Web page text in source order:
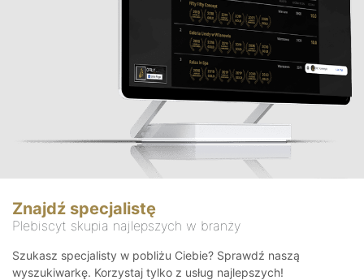
Znajdź specjalistę
Plebiscyt skupia najlepszych w branży
Szukasz specjalisty w pobliżu Ciebie? Sprawdź naszą
wyszukiwarkę. Korzystaj tylko z usług najlepszych!